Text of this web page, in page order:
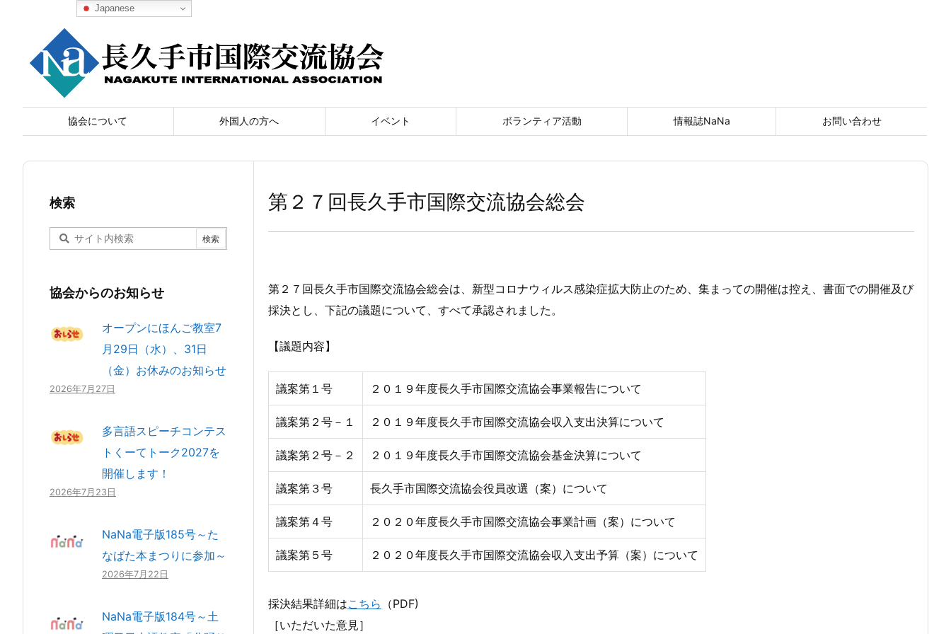
協会について 外国人の方へ イベント ボランティア活動 情報誌NaNa お問い合わせ
第２７回長久手市国際交流協会総会
第２７回長久手市国際交流協会総会は、新型コロナウィルス感染症拡大防止のため、集まっての開催は控え、書面での開催及び
採決とし、下記の議題について、すべて承認されました。
【議題内容】
議案第１号 ２０１９年度長久手市国際交流協会事業報告について
議案第２号－１ ２０１９年度長久手市国際交流協会収入支出決算について
議案第２号－２ ２０１９年度長久手市国際交流協会基金決算について
議案第３号 長久手市国際交流協会役員改選（案）について
議案第４号 ２０２０年度長久手市国際交流協会事業計画（案）について
議案第５号 ２０２０年度長久手市国際交流協会収入支出予算（案）について
採決結果詳細はこちら （PDF)
［いただいた意見］
検索
協会からのお知らせ
オープンにほんご教室7
月29日（水）、31日
（金）お休みのお知らせ
2026年7月27日
多言語スピーチコンテス
トくーてトーク2027を
開催します！
2026年7月23日
NaNa電子版185号～た
なばた本まつりに参加～
2026年7月22日
NaNa電子版184号～土
Japanese